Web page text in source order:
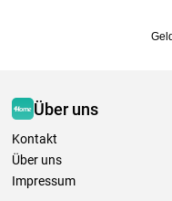
Über uns
Kontakt
Über uns
Impressum